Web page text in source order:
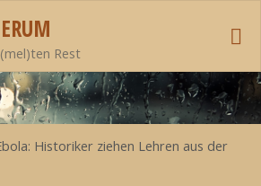
Rest
Historiker ziehen Lehren aus der